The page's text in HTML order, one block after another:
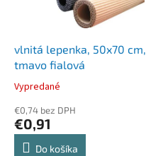
vlnitá lepenka, 50x70 cm,
tmavo fialová
Vypredané
€0,74 bez DPH
€0,91
Do košíka